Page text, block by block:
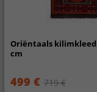
Oriëntaals kilimkleed
cm
499 € 719 €